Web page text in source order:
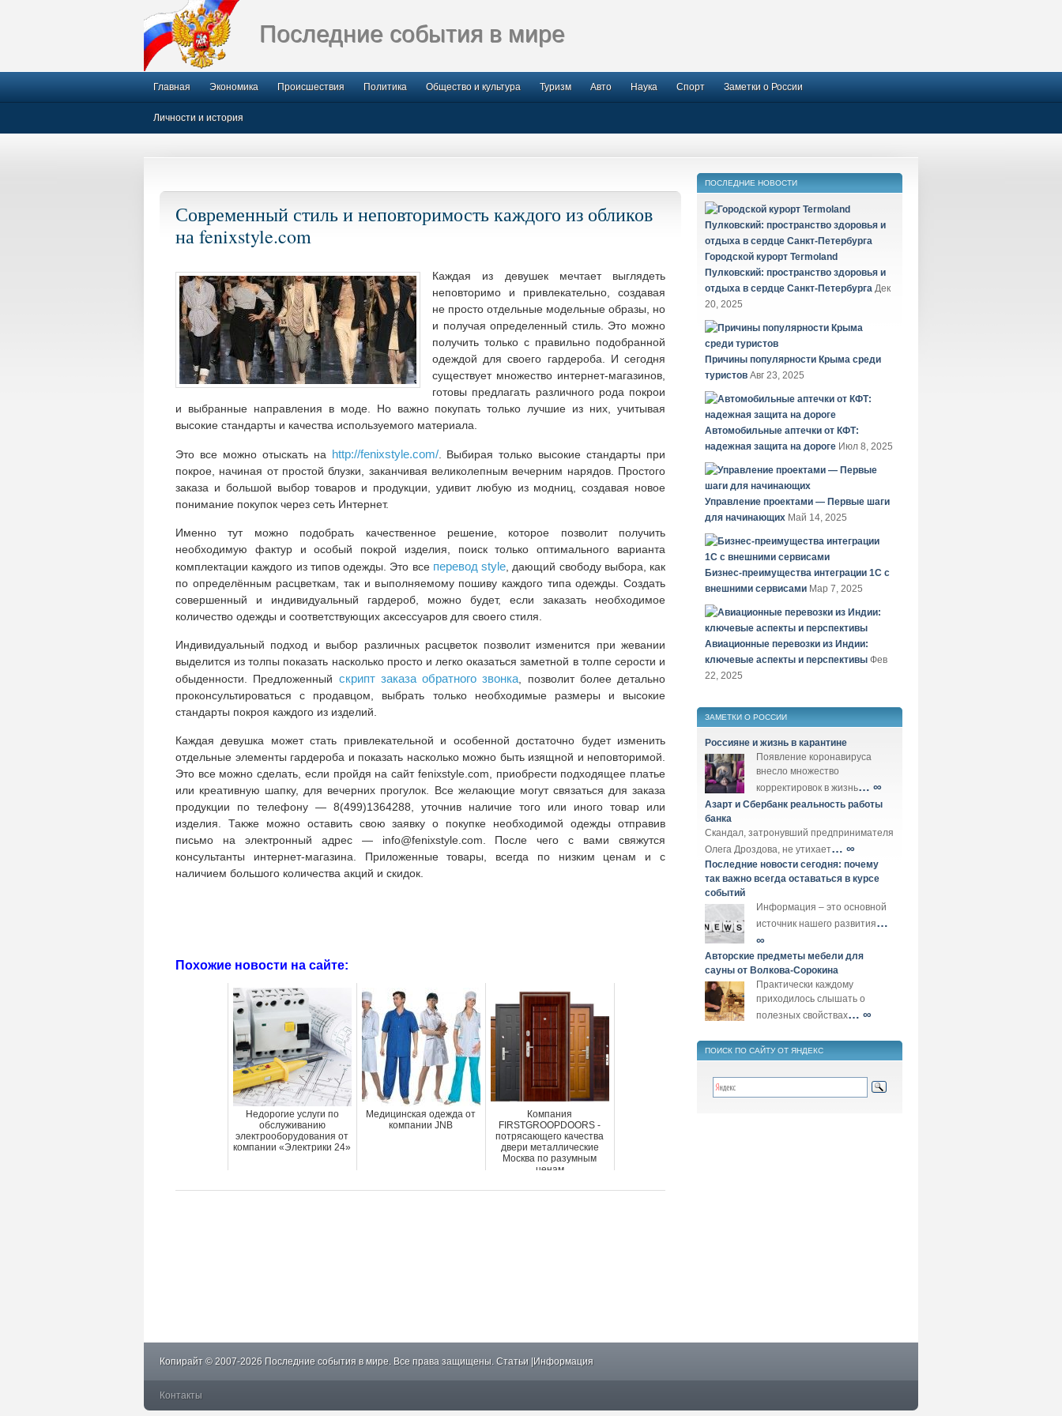
Последние события в мире
Главная Экономика Происшествия Политика Общество и культура Туризм Авто Наука Спорт Заметки о России
Личности и история
Современный стиль и неповторимость каждого из обликов
на fenixstyle.com
Каждая из девушек мечтает выглядеть
неповторимо и привлекательно, создавая
не просто отдельные модельные образы, но
и получая определенный стиль. Это можно
получить только с правильно подобранной
одеждой для своего гардероба. И сегодня
существует множество интернет-магазинов,
готовы предлагать различного рода покрои
и выбранные направления в моде. Но важно покупать только лучшие из них, учитывая
высокие стандарты и качества используемого материала.
Это все можно отыскать на http://fenixstyle.com/. Выбирая только высокие стандарты при
покрое, начиная от простой блузки, заканчивая великолепным вечерним нарядов. Простого
заказа и большой выбор товаров и продукции, удивит любую из модниц, создавая новое
понимание покупок через сеть Интернет.
Именно тут можно подобрать качественное решение, которое позволит получить
необходимую фактур и особый покрой изделия, поиск только оптимального варианта
комплектации каждого из типов одежды. Это все перевод style , дающий свободу выбора, как
по определённым расцветкам, так и выполняемому пошиву каждого типа одежды. Создать
совершенный и индивидуальный гардероб, можно будет, если заказать необходимое
количество одежды и соответствующих аксессуаров для своего стиля.
Индивидуальный подход и выбор различных расцветок позволит изменится при жевании
выделится из толпы показать насколько просто и легко оказаться заметной в толпе серости и
обыденности. Предложенный скрипт заказа обратного звонка , позволит более детально
проконсультироваться с продавцом, выбрать только необходимые размеры и высокие
стандарты покроя каждого из изделий.
Каждая девушка может стать привлекательной и особенной достаточно будет изменить
отдельные элементы гардероба и показать насколько можно быть изящной и неповторимой.
Это все можно сделать, если пройдя на сайт fenixstyle.com, приобрести подходящее платье
или креативную шапку, для вечерних прогулок. Все желающие могут связаться для заказа
продукции по телефону — 8(499)1364288, уточнив наличие того или иного товар или
изделия. Также можно оставить свою заявку о покупке необходимой одежды отправив
письмо на электронный адрес — info@fenixstyle.com . После чего с вами свяжутся
консультанты интернет-магазина. Приложенные товары, всегда по низким ценам и с
наличием большого количества акций и скидок.
Похожие новости на сайте:
Недорогие услуги по
обслуживанию
электрооборудования от
компании «Электрики 24»
Медицинская одежда от
компании JNB
Компания
FIRSTGROOPDOORS -
потрясающего качества
двери металлические
Москва по разумным
ценам
ПОСЛЕДНИЕ НОВОСТИ
Городской курорт Termoland
Пулковский: пространство здоровья и
отдыха в сердце Санкт-Петербурга Дек
20, 2025
Причины популярности Крыма среди
туристов Авг 23, 2025
Автомобильные аптечки от КФТ:
надежная защита на дороге Июл 8, 2025
Управление проектами — Первые шаги
для начинающих Май 14, 2025
Бизнес-преимущества интеграции 1С с
внешними сервисами Мар 7, 2025
Авиационные перевозки из Индии:
ключевые аспекты и перспективы Фев
22, 2025
ЗАМЕТКИ О РОССИИ
Россияне и жизнь в карантине
Появление коронавируса
внесло множество
корректировок в жизнь… ∞
Азарт и Сбербанк реальность работы
банка
Скандал, затронувший предпринимателя
Олега Дроздова, не утихает… ∞
Последние новости сегодня: почему
так важно всегда оставаться в курсе
событий
Информация – это основной
источник нашего развития…
∞
Авторские предметы мебели для
сауны от Волкова-Сорокина
Практически каждому
приходилось слышать о
полезных свойствах… ∞
ПОИСК ПО САЙТУ ОТ ЯНДЕКС
Копирайт © 2007-2026 Последние события в мире. Все права защищены. Статьи |Информация
Контакты